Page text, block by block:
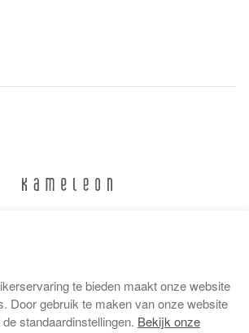
Algemene voorwaarden
te bieden maakt onze website
Door gebruik te maken van onze website
standaardinstellingen. Bekijk onze